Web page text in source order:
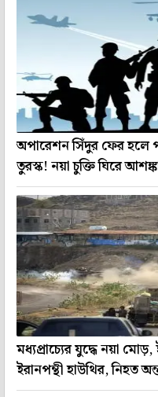
অপারেশন সিঁদুর ফের হলে
তুরস্ক! নয়া চুক্তি ঘিরে
মধ্যপ্রাচ্যের যুদ্ধে নয়া
ইরানপন্থী হাউথির, নিহত